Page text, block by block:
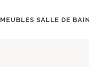
MEUBLES SALLE DE